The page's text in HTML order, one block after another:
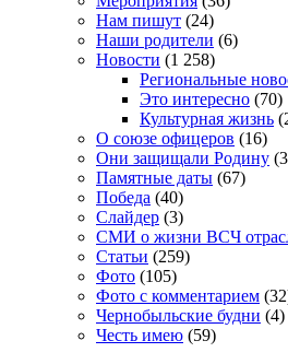
Нам пишут (24)
Наши родители (6)
Новости (1 258)
Региональные
Это интересно (70)
Культурная жизнь
О союзе офицеров (16)
Они защищали Родину
Памятные даты (67)
Победа (40)
Слайдер (3)
СМИ о жизни ВСЧ
Статьи (259)
Фото (105)
Фото с комментарием
Чернобыльские будни (4)
Честь имею (59)